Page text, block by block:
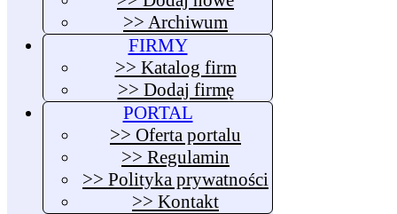
>> Archiwum
FIRMY
>> Katalog firm
>> Dodaj firmę
PORTAL
>> Oferta portalu
>> Regulamin
>> Polityka prywatności
>> Kontakt